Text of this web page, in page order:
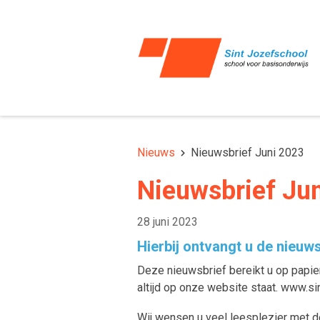
Nieuws Nieuwsbrief Juni 2023
Nieuwsbrief
28 juni 2023
Hierbij ontvangt u de
Deze nieuwsbrief bereikt u op
altijd op onze website staat.